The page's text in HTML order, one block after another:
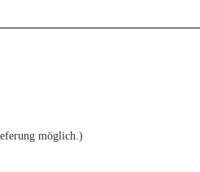
möglich.)